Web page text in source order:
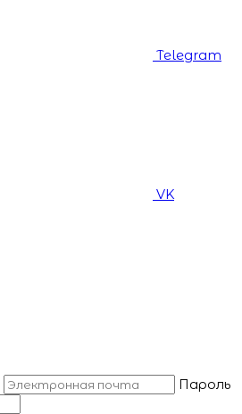
Telegram
VK
Пароль